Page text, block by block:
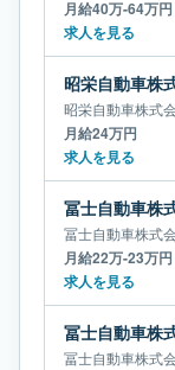
月給40万-64万円
求人を見る
昭栄自動車株式
月給24万円
求人を見る
冨士自動車株式
月給22万-23万円
求人を見る
冨士自動車株式